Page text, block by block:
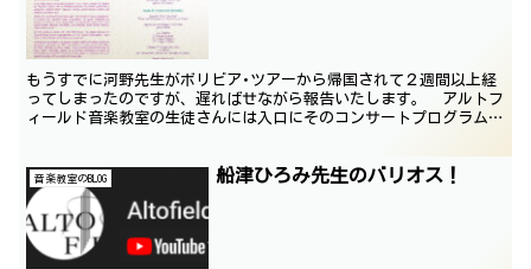
もうすでに河野先生がボリビア･ツアーから帰国されて２週間以上経
ってしまったのですが、遅ればせながら報告いたします。 アルトフ
ィールド音楽教室の生徒さんには入口にそのコンサートプログラムが
音楽教室のBLOG 船津ひろみ先生のバリオス！